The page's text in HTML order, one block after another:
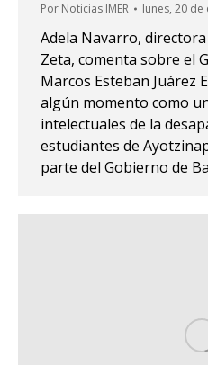
Por Noticias IMER lunes, 20
Adela Navarro,
Zeta, comenta sobre el
Marcos Esteban Juárez
algún momento como
intelectuales de la
estudiantes de
parte del Gobierno de